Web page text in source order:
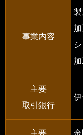
事業内容
主要
取引銀行
主要